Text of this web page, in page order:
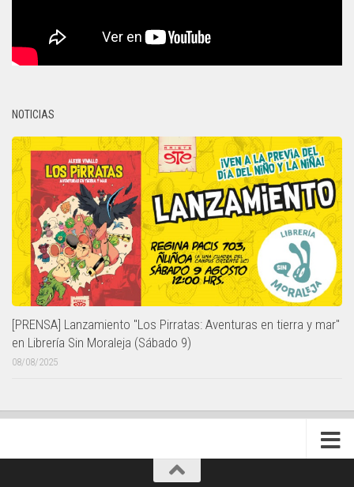
NOTICIAS
[PRENSA] Lanzamiento "Los Pirratas: Aventuras en tierra y mar"
en Librería Sin Moraleja (Sábado 9)
08/08/2025